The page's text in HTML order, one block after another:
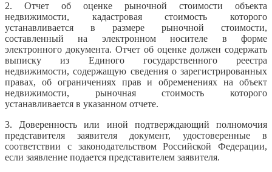
2. Отчет об оценке рыночной стоимости объекта
недвижимости, кадастровая стоимость которого
устанавливается в размере рыночной стоимости,
составленный на электронном носителе в форме
электронного документа. Отчет об оценке должен содержать
выписку из Единого государственного реестра
недвижимости, содержащую сведения о зарегистрированных
правах, об ограничениях прав и обременениях на объект
недвижимости, рыночная стоимость которого
устанавливается в указанном отчете.
3.Доверенность или иной подтверждающий полномочия
представителя заявителя документ, удостоверенные в
соответствии с законодательством Российской Федерации,
если заявление подается представителем заявителя.